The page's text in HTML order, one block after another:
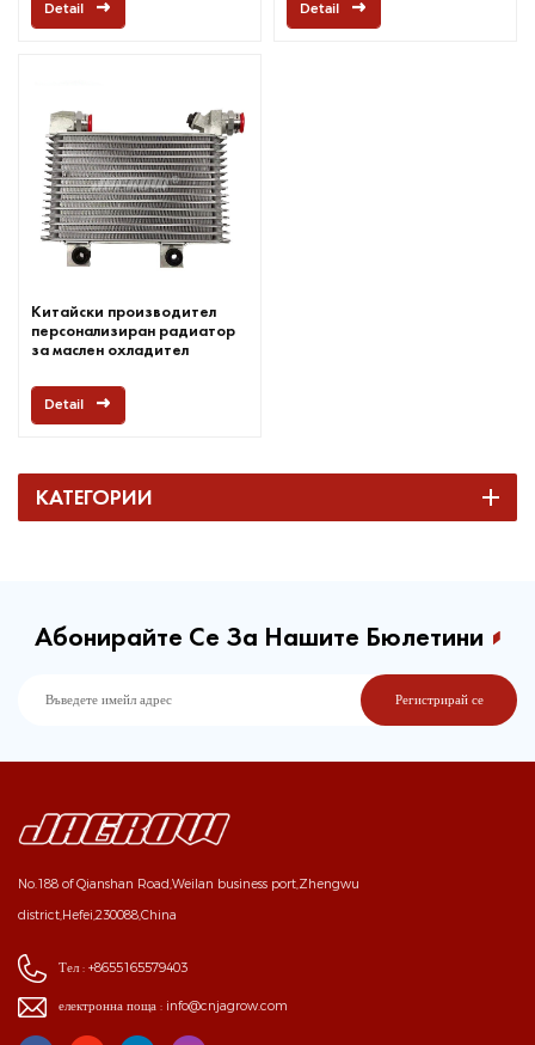
Detail Detail
Китайски производител
персонализиран радиатор
за маслен охладител
Detail
КАТЕГОРИИ
Абонирайте Се За Нашите Бюлетини
No.188 of Qianshan Road,Weilan business port,Zhengwu
district,Hefei,230088,China
Тел : +8655165579403
електронна поща : info@cnjagrow.com